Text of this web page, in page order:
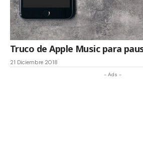
Truco de Apple Music para
21 Diciembre 2018
- Ads -